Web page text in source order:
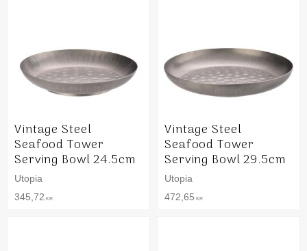
Vintage Steel
Seafood Tower
Serving Bowl 24.5cm
Utopia
345,72 KR
Vintage Steel
Seafood Tower
Serving Bowl 29.5cm
Utopia
472,65 KR